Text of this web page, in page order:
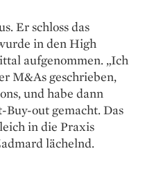
Er schloss das
in den High
aufgenommen. „Ich
M&As geschrieben,
und habe dann
out gemacht. Das
in die Praxis
­lächelnd.